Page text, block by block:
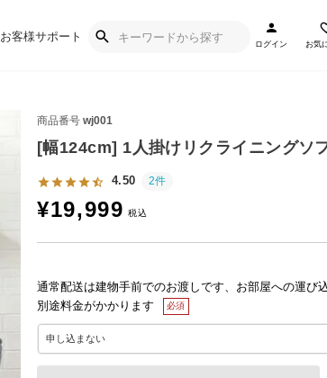
お客様サポート
ログイン お気
商品番号 wj001
[幅124cm] 1人掛けリクライニングソ
4.50 2件
¥19,999
通常配送は建物手前でのお渡しです、お部屋への運び
別途料金がかかります